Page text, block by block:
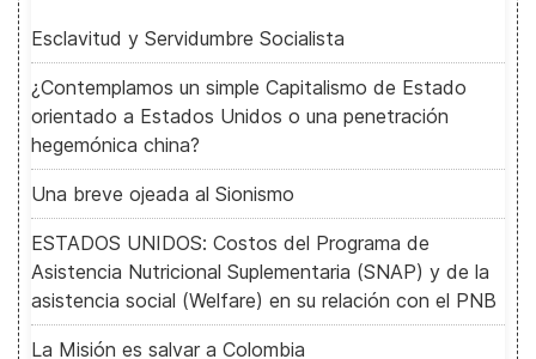
Esclavitud y Servidumbre Socialista
¿Contemplamos un simple Capitalismo de Estado
orientado a Estados Unidos o una penetración
hegemónica china?
Una breve ojeada al Sionismo
ESTADOS UNIDOS: Costos del Programa de
Asistencia Nutricional Suplementaria (SNAP) y de la
asistencia social (Welfare) en su relación con el PNB
La Misión es salvar a Colombia